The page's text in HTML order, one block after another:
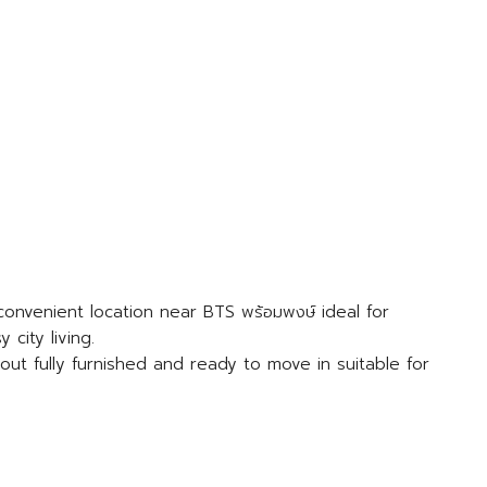
location near BTS พร้อมพงษ์ ideal for
city living.
fully furnished and ready to move in suitable for